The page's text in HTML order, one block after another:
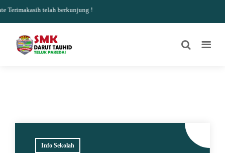
telah berkunjung !
Info Sekolah